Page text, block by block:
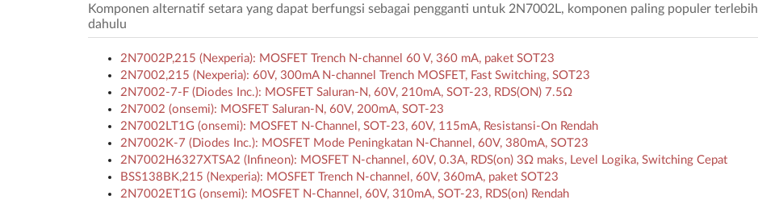
Komponen alternatif setara yang dapat berfungsi sebagai pengganti untuk 2N7002L, komponen paling populer terlebih
dahulu
2N7002P,215 (Nexperia): MOSFET Trench N-channel 60 V, 360 mA, paket SOT23
2N7002,215 (Nexperia): 60V, 300mA N-channel Trench MOSFET, Fast Switching, SOT23
2N7002-7-F (Diodes Inc.): MOSFET Saluran-N, 60V, 210mA, SOT-23, RDS(ON) 7.5Ω
2N7002 (onsemi): MOSFET Saluran-N, 60V, 200mA, SOT-23
2N7002LT1G (onsemi): MOSFET N-Channel, SOT-23, 60V, 115mA, Resistansi-On Rendah
2N7002K-7 (Diodes Inc.): MOSFET Mode Peningkatan N-Channel, 60V, 380mA, SOT23
2N7002H6327XTSA2 (Infineon): MOSFET N-channel, 60V, 0.3A, RDS(on) 3Ω maks, Level Logika, Switching Cepat
BSS138BK,215 (Nexperia): MOSFET Trench N-channel, 60V, 360mA, paket SOT23
2N7002ET1G (onsemi): MOSFET N-Channel, 60V, 310mA, SOT-23, RDS(on) Rendah